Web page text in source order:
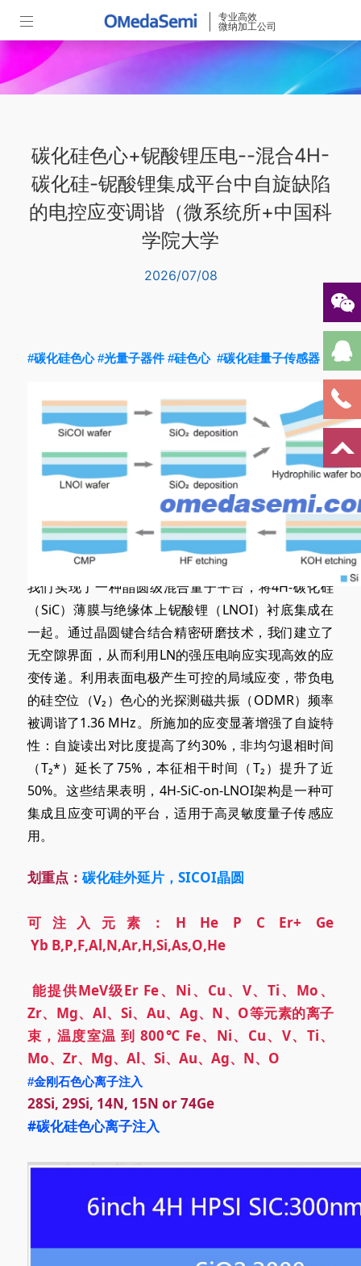
专业高效
微纳加工公司
碳化硅色心+铌酸锂压电--混合4H-
碳化硅-铌酸锂集成平台中自旋缺陷
的电控应变调谐（微系统所+中国科
学院大学
2026/07/08
#碳化硅色心 #光量子器件 #硅色心 #碳化硅量子传感器
我们实现了一种晶圆级混合量子平台，将4H-碳化硅
（SiC）薄膜与绝缘体上铌酸锂（LNOI）衬底集成在
一起。通过晶圆键合结合精密研磨技术，我们建立了
无空隙界面，从而利用LN的强压电响应实现高效的应
变传递。利用表面电极产生可控的局域应变，带负电
的硅空位（V₂）色心的光探测磁共振（ODMR）频率
被调谐了1.36 MHz。所施加的应变显著增强了自旋特
性：自旋读出对比度提高了约30%，非均匀退相时间
（T₂*）延长了75%，本征相干时间（T₂）提升了近
50%。这些结果表明，4H-SiC-on-LNOI架构是一种可
集成且应变可调的平台，适用于高灵敏度量子传感应
用。
划重点： 碳化硅外延片，SICOI晶圆
可注入元素：H He P C Er+ Ge
Yb B,P,F,Al,N,Ar,H,Si,As,O,He
能提供MeV级Er Fe、Ni、Cu、V、Ti、Mo、
Zr、Mg、Al、Si、Au、Ag、N、O等元素的离子
束，温度室温到 800℃ Fe、Ni、Cu、V、Ti、
Mo、Zr、Mg、Al、Si、Au、Ag、N、O
#金刚石色心离子注入
28Si, 29Si, 14N, 15N or 74Ge
#碳化硅色心离子注入